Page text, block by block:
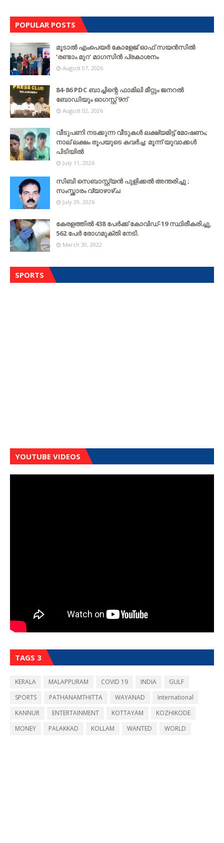
POPULAR POSTS
മൂടാൽ എംപെയർ കോളേജ് ഓഫ് സയൻസിൽ
‘രണ്ടാം മുറ’ മാഗസിൻ പ്രകാശനം
August 07, 2026
84-86 PDC ബാച്ചിന്റെ ഫാമിലി മീറ്റും ജനറൽ
ബോഡിയും ഓഗസ്റ്റ് 9ന്
August 02, 2026
വീടുപണി നടക്കുന്ന വീടുകൾ ലക്ഷ്യമിട്ട് മോഷണം;
നാല് ലക്ഷം രൂപയുടെ കവർച്ച: മൂന്ന് യുവാക്കൾ
പിടിയിൽ
July 11, 2026
സിബി സെബാസ്റ്റ്യന്‍ പുളിക്കല്‍ അന്തരിച്ചു ;
സംസ്ക്കാരം വ്യാഴാഴ്ച
July 29, 2026
കേരളത്തില്‍ 438 പേര്‍ക്ക് കോവിഡ്-19 സ്ഥിരീകരിച്ചു,
562 പേര്‍ രോഗമുക്തി നേടി.
March 30, 2022
SPORTS
YOUTUBE VIDEOS
TAGS 3
KERALA MALAPPURAM COVID 19 INDIA
GULF
SPORTS
PATHANAMTHITTA WAYANAD
International
KANNUR
ENTERTAINMENT KOTTAYAM
KOZHIKODE
MONEY
PALAKKAD KOLLAM WANTED WORLD